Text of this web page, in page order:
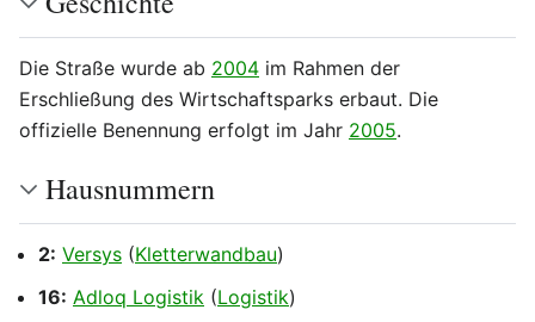
Die Straße wurde ab 2004 im Rahmen der
Erschließung des Wirtschaftsparks erbaut. Die
offizielle Benennung erfolgt im Jahr 2005.
Hausnummern
2: Versys (Kletterwandbau)
16: Adloq Logistik (Logistik)